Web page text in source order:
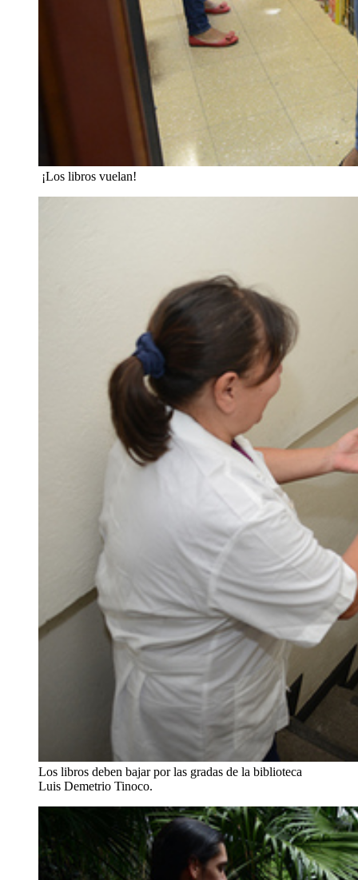
¡Los libros vuelan!
Los libros deben bajar por las gradas de la biblioteca
Luis Demetrio Tinoco.